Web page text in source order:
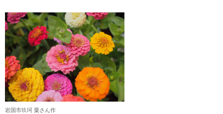
岩国市玖珂 粟さん作